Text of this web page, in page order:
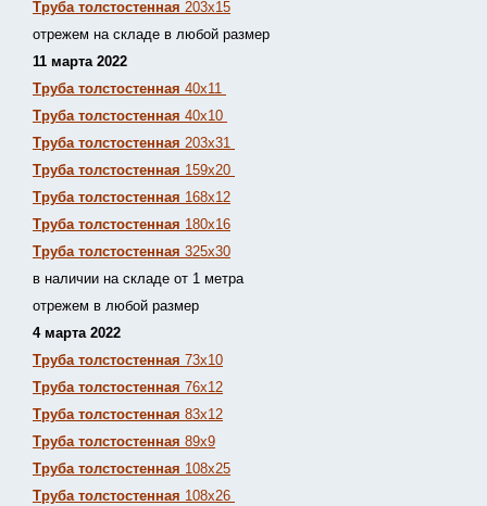
Труба толстостенная 203х15
отрежем на складе в любой размер
11 марта 2022
Труба толстостенная 40х11
Труба толстостенная 40х10
Труба толстостенная 203х31
Труба толстостенная 159х20
Труба толстостенная 168х12
Труба толстостенная 180х16
Труба толстостенная 325х30
в наличии на складе от 1 метра
отрежем в любой размер
4 марта 2022
Труба толстостенная 73х10
Труба толстостенная 76х12
Труба толстостенная 83х12
Труба толстостенная 89х9
Труба толстостенная 108х25
Труба толстостенная 108х26